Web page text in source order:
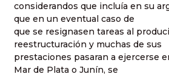
considerandos que incluía en su
que en un eventual caso de
que se resignasen tareas al
reestructuración y muchas de sus
prestaciones pasaran a ejercerse
Mar de Plata o Junín, se